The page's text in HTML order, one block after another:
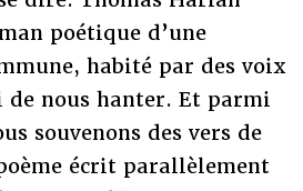
poétique d’une
habité par des voix
nous hanter. Et parmi
souvenons des vers de
écrit parallèlement